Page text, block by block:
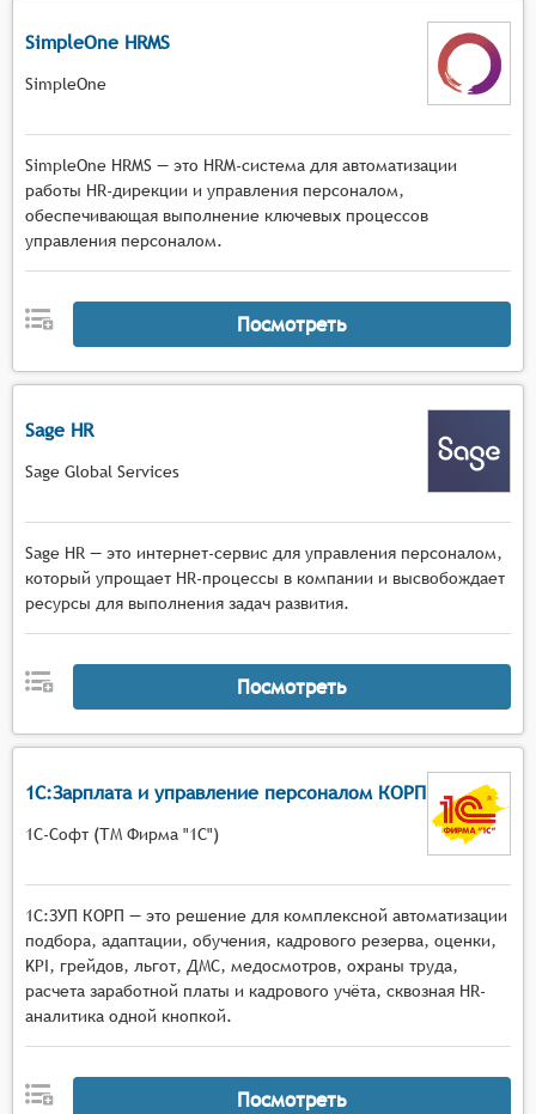
SimpleOne HRMS
SimpleOne
SimpleOne HRMS — это HRM-система для автоматизации
работы HR-дирекции и управления персоналом,
обеспечивающая выполнение ключевых процессов
управления персоналом.
Посмотреть
Sage HR
Sage Global Services
Sage HR — это интернет-сервис для управления персоналом,
который упрощает HR-процессы в компании и высвобождает
ресурсы для выполнения задач развития.
Посмотреть
1С:Зарплата и управление персоналом КОРП
1С-Софт (ТМ Фирма "1С")
1С:ЗУП КОРП — это решение для комплексной автоматизации
подбора, адаптации, обучения, кадрового резерва, оценки,
KPI, грейдов, льгот, ДМС, медосмотров, охраны труда,
расчета заработной платы и кадрового учёта, сквозная HR-
аналитика одной кнопкой.
Посмотреть